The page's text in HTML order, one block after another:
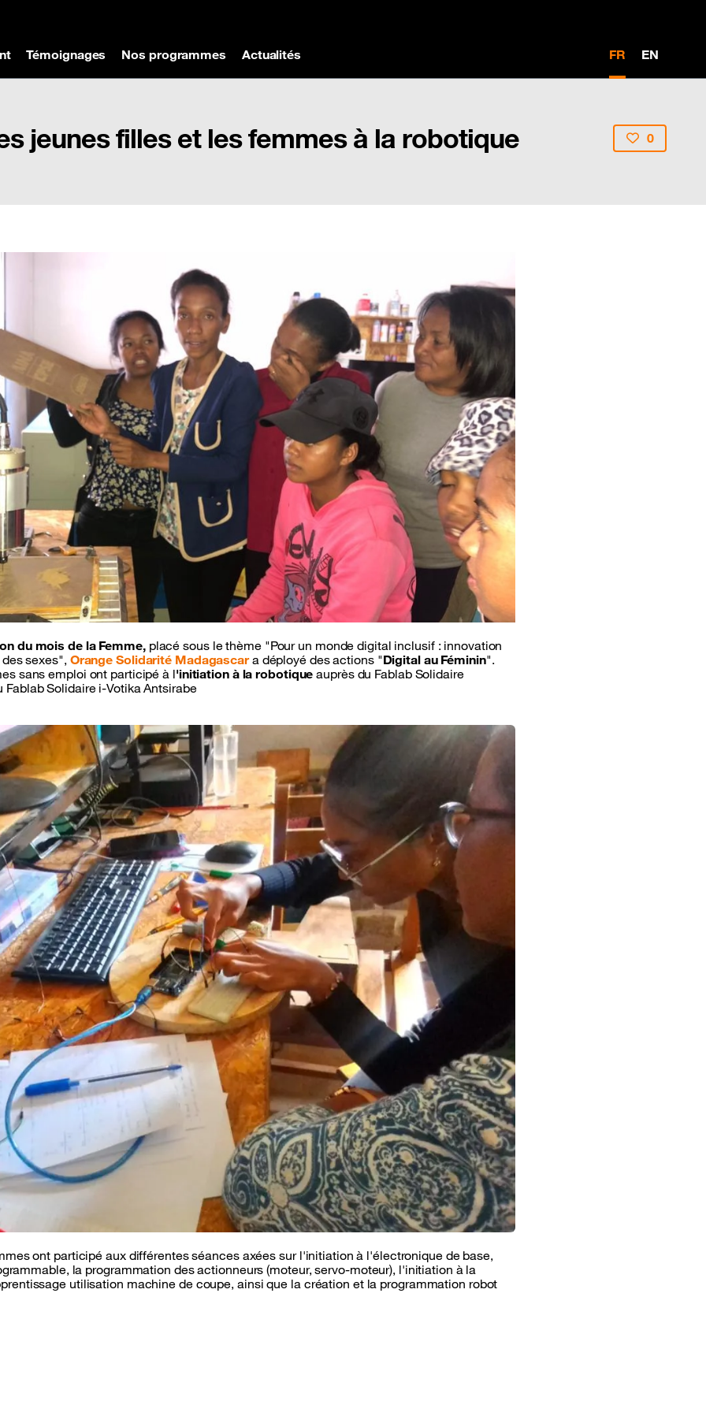
Témoignages Nos programmes Actualités FR EN
jeunes filles et les femmes à la robotique 0
du mois de la Femme,placé sous le thème "Pour un monde digital inclusif : innovation
sexes", Orange Solidarité Madagascara déployé des actions "Digital au Féminin".
sans emploi ont participé à l'initiation à la robotique auprès du Fablab Solidaire
Solidaire i-Votika Antsirabe
ont participé aux différentes séances axées sur l'initiation à l'électronique de base,
la programmation des actionneurs (moteur, servo-moteur), l'initiation à la
utilisation machine de coupe, ainsi que la création et la programmation robot